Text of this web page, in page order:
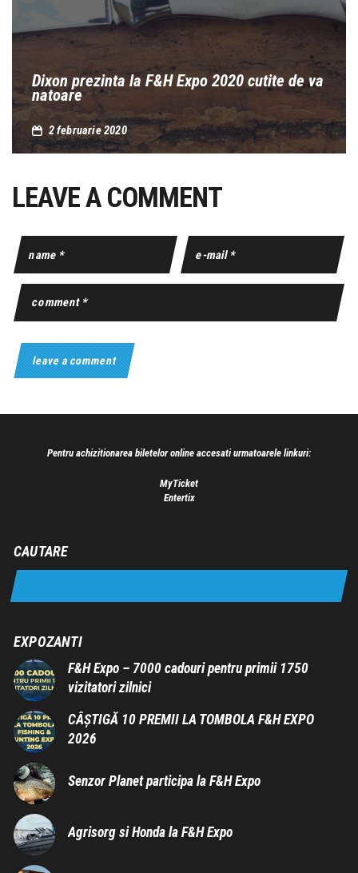
Dixon prezinta la F&H Expo 2020 cutite de va
natoare
2 februarie 2020
LEAVE A COMMENT
Pentru achizitionarea biletelor online accesati urmatoarele linkuri:
MyTicket
Entertix
CAUTARE
EXPOZANTI
F&H Expo – 7000 cadouri pentru primii 1750
vizitatori zilnici
CÂȘTIGĂ 10 PREMII LA TOMBOLA F&H EXPO
2026
Senzor Planet participa la F&H Expo
Agrisorg si Honda la F&H Expo